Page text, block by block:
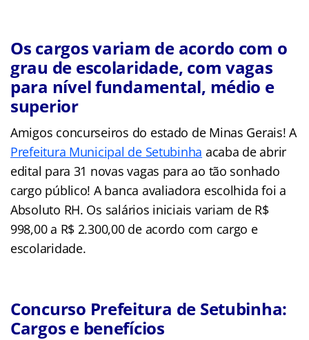
Os cargos variam de acordo com o
grau de escolaridade, com vagas
para nível fundamental, médio e
superior
Amigos concurseiros do estado de Minas Gerais! A
Prefeitura Municipal de Setubinha acaba de abrir
edital para 31 novas vagas para ao tão sonhado
cargo público! A banca avaliadora escolhida foi a
Absoluto RH. Os salários iniciais variam de R$
998,00 a R$ 2.300,00 de acordo com cargo e
escolaridade.
Concurso Prefeitura de Setubinha:
Cargos e benefícios